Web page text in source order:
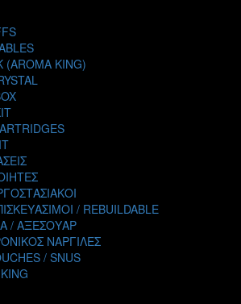
LIQUIDS
PROJECT
JUICE
FOREST
CITY LIQUIDS
TRAIN
ALCHEMIST
SMOKER'S CLUB
MAHU
(AROMA KING)
/ REBUILDABLE
/ ΑΞΕΣΟΥΑΡ
ΝΑΡΓΙΛΕΣ
/ SNUS